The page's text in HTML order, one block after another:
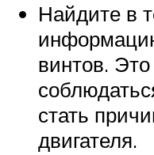
Найдите в
винтов.
стать
двигателя.